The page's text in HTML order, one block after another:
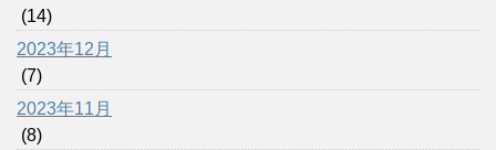
(14)
2023年12月
(7)
2023年11月
(8)